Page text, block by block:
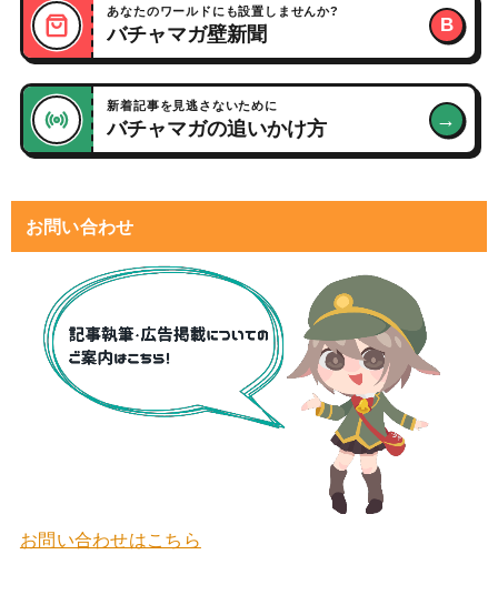
あなたのワールドにも設置しませんか?
バチャマガ壁新聞 B
新着記事を見逃さないために
バチャマガの追いかけ方 →
お問い合わせ
お問い合わせはこちら